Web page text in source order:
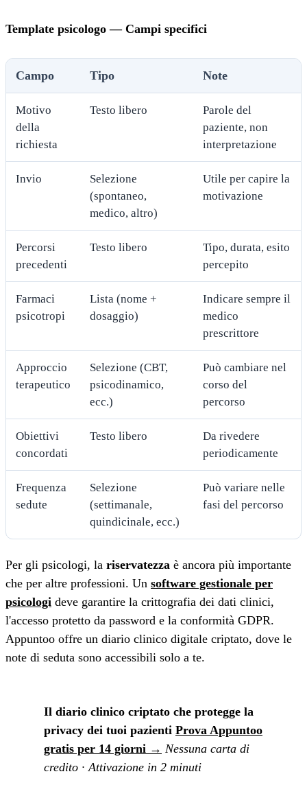
Template psicologo — Campi specifici
Campo Tipo Note
Motivo
della
richiesta
Testo libero
Parole del
paziente, non
interpretazione
Invio
Selezione
(spontaneo,
medico, altro)
Utile per capire la
motivazione
Percorsi
precedenti
Testo libero
Tipo, durata, esito
percepito
Farmaci
psicotropi
Lista (nome +
dosaggio)
Indicare sempre il
medico
prescrittore
Approccio
terapeutico
Selezione (CBT,
psicodinamico,
ecc.)
Può cambiare nel
corso del
percorso
Obiettivi
concordati
Testo libero
Da rivedere
periodicamente
Frequenza
sedute
Selezione
(settimanale,
quindicinale, ecc.)
Può variare nelle
fasi del percorso
Per gli psicologi, la riservatezza è ancora più importante
che per altre professioni. Un software gestionale per
psicologi deve garantire la crittografia dei dati clinici,
l'accesso protetto da password e la conformità GDPR.
Appuntoo offre un diario clinico digitale criptato, dove le
note di seduta sono accessibili solo a te.
Il diario clinico criptato che protegge la
privacy dei tuoi pazienti Prova Appuntoo
gratis per 14 giorni → Nessuna carta di
credito · Attivazione in 2 minuti